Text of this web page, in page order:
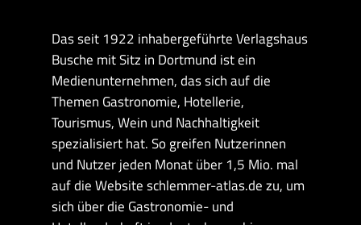
Das seit 1922 inhabergeführte Verlagshaus
Busche mit Sitz in Dortmund ist ein
Medienunternehmen, das sich auf die
Themen Gastronomie, Hotellerie,
Tourismus, Wein und Nachhaltigkeit
spezialisiert hat. So greifen Nutzerinnen
und Nutzer jeden Monat über 1,5 Mio. mal
auf die Website schlemmer-atlas.de zu, um
sich über die Gastronomie- und